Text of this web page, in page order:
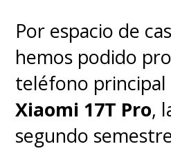
jornada sin
quedarte sin
necesitas una
bastan unos
estuche para
Por espacio de
hemos podido
teléfono principal
Xiaomi 17T Pro,
segundo